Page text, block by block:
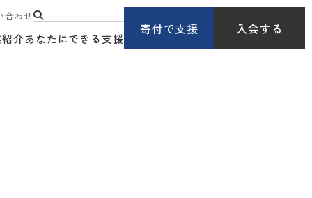
合わせ
介あなたにできる支援
寄付で支援 入会する